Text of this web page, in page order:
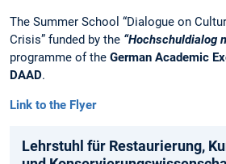
The Summer School “Dialogue on
Crisis” funded by the “Hochschuldialog
programme of the German Academic
DAAD.
Link to the Flyer
Lehrstuhl für Restaurierung,